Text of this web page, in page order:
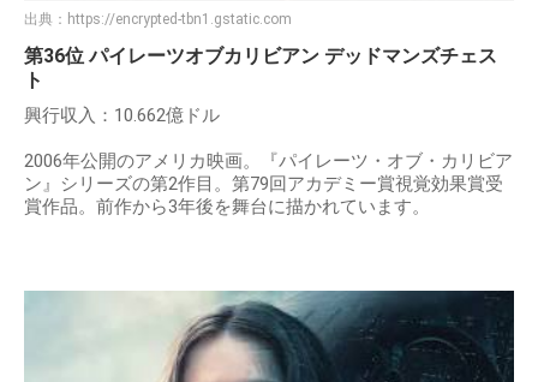
出典： https://encrypted-tbn1.gstatic.com
第36位 パイレーツオブカリビアン デッドマンズチェス
ト
興行収入：10.662億ドル
2006年公開のアメリカ映画。『パイレーツ・オブ・カリビア
ン』シリーズの第2作目。第79回アカデミー賞視覚効果賞受
賞作品。前作から3年後を舞台に描かれています。